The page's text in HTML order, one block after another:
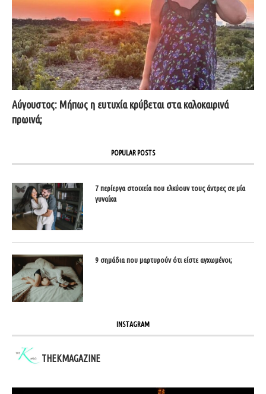
Αύγουστος: Μήπως η ευτυχία κρύβεται στα καλοκαιρινά
πρωινά;
POPULAR POSTS
7 περίεργα στοιχεία που ελκύουν τους άντρες σε μία
γυναίκα
9 σημάδια που μαρτυρούν ότι είστε αγχωμένοι;
INSTAGRAM
THEKMAGAZINE